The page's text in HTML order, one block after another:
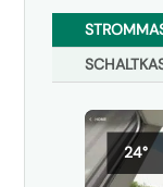
24°